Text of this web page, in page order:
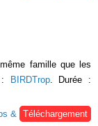
famille que les
: BIRDTrop. Durée :
&
Téléchargement